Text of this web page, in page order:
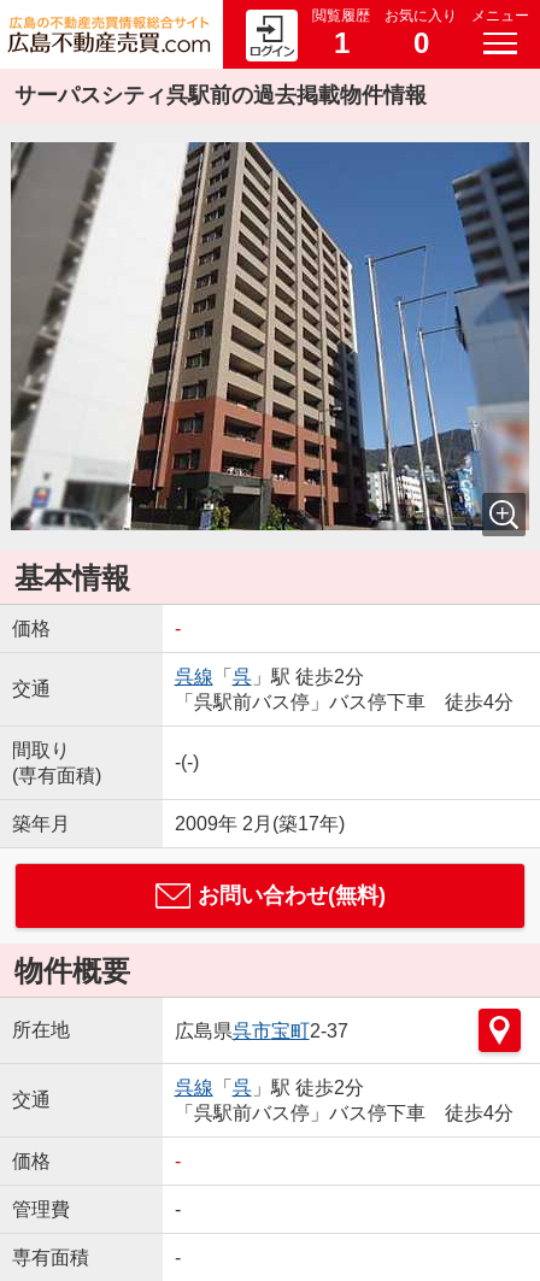
閲覧履歴
1
お気に入り
0
メニュー
サーパスシティ呉駅前の過去掲載物件情報
基本情報
価格 -
交通
呉線 「 呉」駅 徒歩2分
「呉駅前バス停」バス停下車 徒歩4分
間取り
(専有面積)
-(-)
築年月 2009年 2月(築17年)
お問い合わせ(無料)
物件概要
所在地 広島県呉市宝町2-37
交通
呉線 「 呉」駅 徒歩2分
「呉駅前バス停」バス停下車 徒歩4分
価格 -
管理費 -
専有面積 -